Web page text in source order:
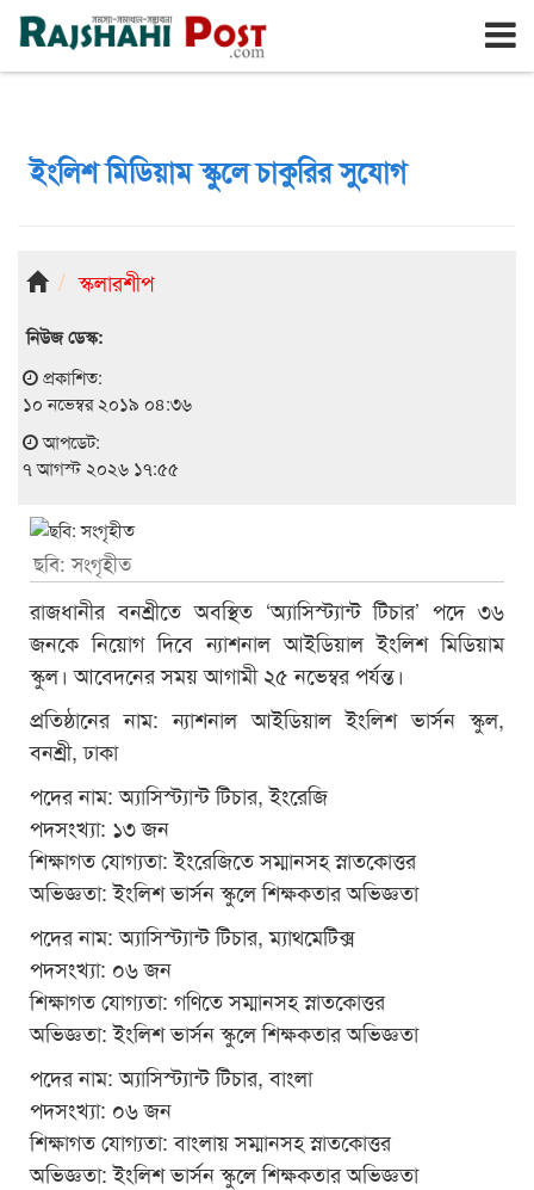
রাজশাহী শুক্রবার, ৭ই আগস্ট ২০২৬, ২৪শে শ্রাবণ ১৪৩৩
ইংলিশ মিডিয়াম স্কুলে চাকুরির সুযোগ
স্কলারশীপ
নিউজ ডেস্ক:
প্রকাশিত:
১০ নভেম্বর ২০১৯ ০৪:৩৬
আপডেট:
৭ আগস্ট ২০২৬ ১৭:৫৫
ছবি: সংগৃহীত
রাজধানীর বনশ্রীতে অবস্থিত ‘অ্যাসিস্ট্যান্ট টিচার’ পদে ৩৬
জনকে নিয়োগ দিবে ন্যাশনাল আইডিয়াল ইংলিশ মিডিয়াম
স্কুল। আবেদনের সময় আগামী ২৫ নভেম্বর পর্যন্ত।
প্রতিষ্ঠানের নাম: ন্যাশনাল আইডিয়াল ইংলিশ ভার্সন স্কুল,
বনশ্রী, ঢাকা
পদের নাম: অ্যাসিস্ট্যান্ট টিচার, ইংরেজি
পদসংখ্যা: ১৩ জন
শিক্ষাগত যোগ্যতা: ইংরেজিতে সম্মানসহ স্নাতকোত্তর
অভিজ্ঞতা: ইংলিশ ভার্সন স্কুলে শিক্ষকতার অভিজ্ঞতা
পদের নাম: অ্যাসিস্ট্যান্ট টিচার, ম্যাথমেটিক্স
পদসংখ্যা: ০৬ জন
শিক্ষাগত যোগ্যতা: গণিতে সম্মানসহ স্নাতকোত্তর
অভিজ্ঞতা: ইংলিশ ভার্সন স্কুলে শিক্ষকতার অভিজ্ঞতা
পদের নাম: অ্যাসিস্ট্যান্ট টিচার, বাংলা
পদসংখ্যা: ০৬ জন
শিক্ষাগত যোগ্যতা: বাংলায় সম্মানসহ স্নাতকোত্তর
অভিজ্ঞতা: ইংলিশ ভার্সন স্কুলে শিক্ষকতার অভিজ্ঞতা